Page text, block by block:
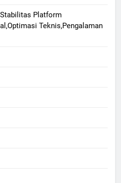
Platform
Teknis,Pengalaman